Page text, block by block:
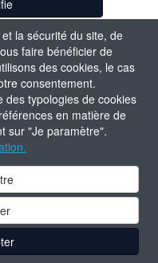
la sécurité du site, de
faire bénéficier de
des cookies, le cas
consentement.
des typologies de cookies
en matière de
sur "Je paramètre".